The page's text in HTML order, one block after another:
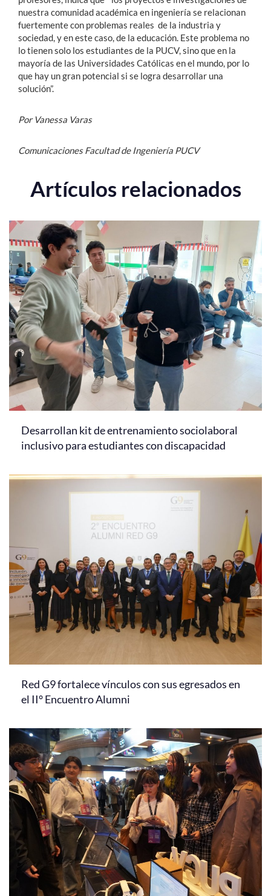
nuestra comunidad académica en ingeniería se relacionan
fuertemente con problemas reales de la industria y
sociedad, y en este caso, de la educación. Este problema no
lo tienen solo los estudiantes de la PUCV, sino que en la
mayoría de las Universidades Católicas en el mundo, por lo
que hay un gran potencial si se logra desarrollar una
solución”.
Por Vanessa Varas
Comunicaciones Facultad de Ingeniería PUCV
Artículos relacionados
Desarrollan kit de entrenamiento sociolaboral
inclusivo para estudiantes con discapacidad
Red G9 fortalece vínculos con sus egresados en
el II° Encuentro Alumni